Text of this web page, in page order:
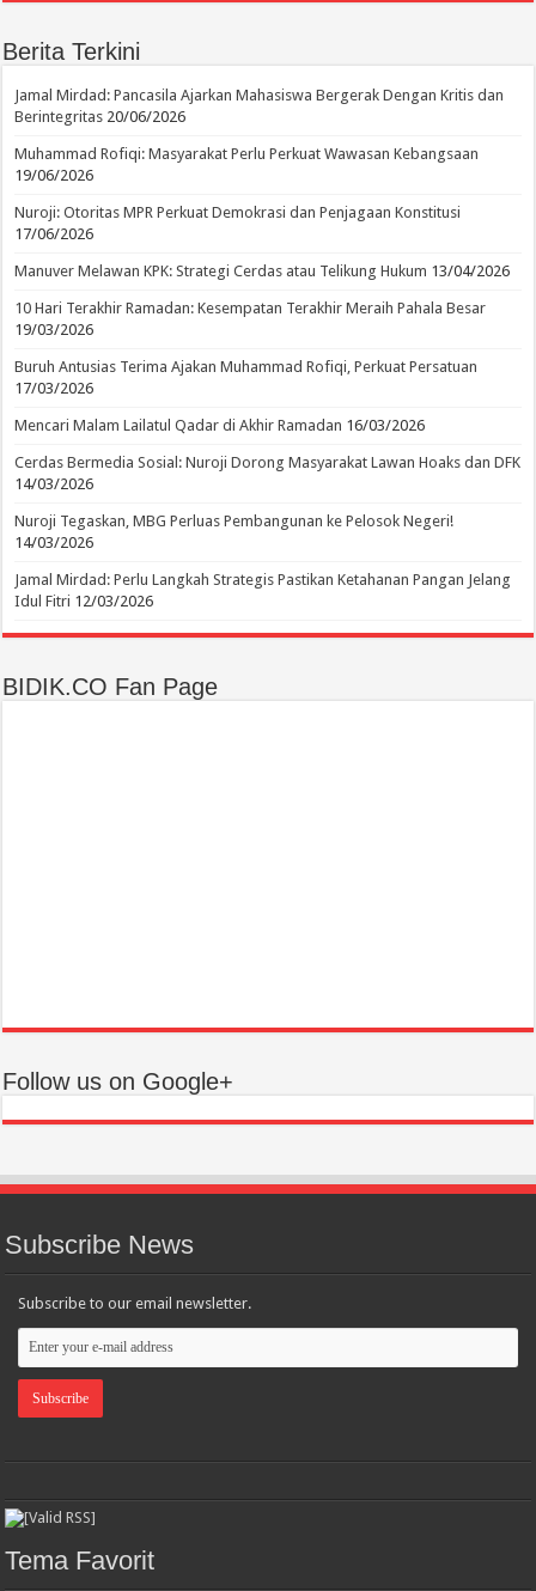
Berita Terkini
Jamal Mirdad: Pancasila Ajarkan Mahasiswa Bergerak Dengan Kritis dan
Berintegritas 20/06/2026
Muhammad Rofiqi: Masyarakat Perlu Perkuat Wawasan Kebangsaan
19/06/2026
Nuroji: Otoritas MPR Perkuat Demokrasi dan Penjagaan Konstitusi
17/06/2026
Manuver Melawan KPK: Strategi Cerdas atau Telikung Hukum 13/04/2026
10 Hari Terakhir Ramadan: Kesempatan Terakhir Meraih Pahala Besar
19/03/2026
Buruh Antusias Terima Ajakan Muhammad Rofiqi, Perkuat Persatuan
17/03/2026
Mencari Malam Lailatul Qadar di Akhir Ramadan 16/03/2026
Cerdas Bermedia Sosial: Nuroji Dorong Masyarakat Lawan Hoaks dan DFK
14/03/2026
Nuroji Tegaskan, MBG Perluas Pembangunan ke Pelosok Negeri!
14/03/2026
Jamal Mirdad: Perlu Langkah Strategis Pastikan Ketahanan Pangan Jelang
Idul Fitri 12/03/2026
BIDIK.CO Fan Page
Follow us on Google+
Subscribe News
Subscribe to our email newsletter.
Tema Favorit